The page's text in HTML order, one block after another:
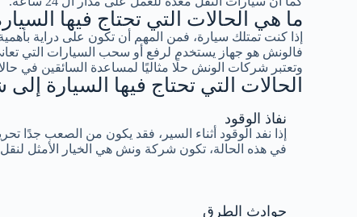
ما هي الحالات التي تحتاج فيها
إذا كنت تمتلك سيارة، فمن المهم أن تكون على دراية
فالونش هو جهاز يستخدم لرفع أو سحب السيارات التي
وتعتبر شركات الونش حلًا مثاليًا لمساعدة السائقين في
الحالات التي تحتاج فيها السيارة
نفاذ الوقود
إذا نفد الوقود أثناء السير، فقد يكون من الصعب جدًا
في هذه الحالة، تكون شركة ونش هي الخيار الأمثل
حوادث الطرق